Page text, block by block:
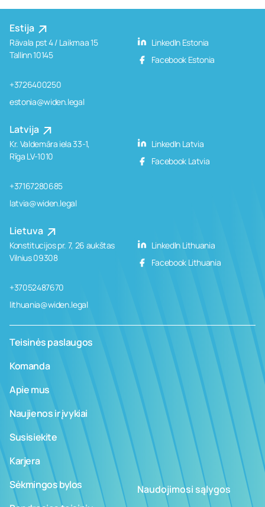
Estija
Rävala pst 4 / Laikmaa 15
Tallinn 10145
+3726400250
estonia@widen.legal
LinkedIn Estonia
Facebook Estonia
Latvija
Kr. Valdemāra iela 33-1,
Rīga LV-1010
+37167280685
latvia@widen.legal
LinkedIn Latvia
Facebook Latvia
Lietuva
Konstitucijos pr. 7, 26 aukštas
Vilnius 09308
+37052487670
lithuania@widen.legal
LinkedIn Lithuania
Facebook Lithuania
Teisinės paslaugos
Komanda
Apie mus
Naujienos ir įvykiai
Susisiekite
Karjera
Sėkmingos bylos
Naudojimosi sąlygos